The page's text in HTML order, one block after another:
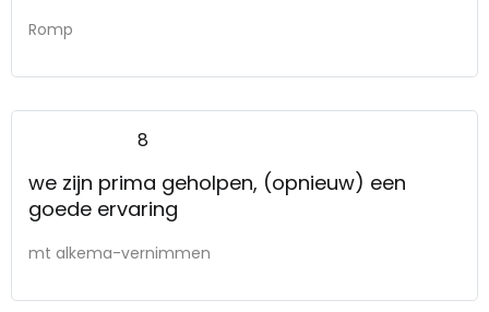
Romp
8
we zijn prima geholpen, (opnieuw) een
goede ervaring
mt alkema-vernimmen